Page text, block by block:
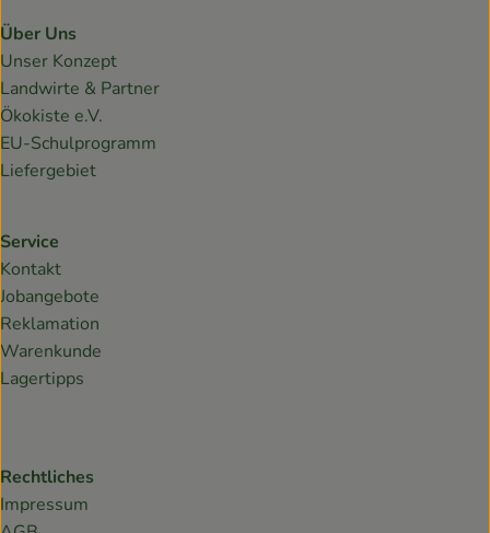
Über Uns
Unser Konzept
Landwirte & Partner
Ökokiste e.V.
EU-Schulprogramm
Liefergebiet
Service
Kontakt
Jobangebote
Reklamation
Warenkunde
Lagertipps
Rechtliches
Impressum